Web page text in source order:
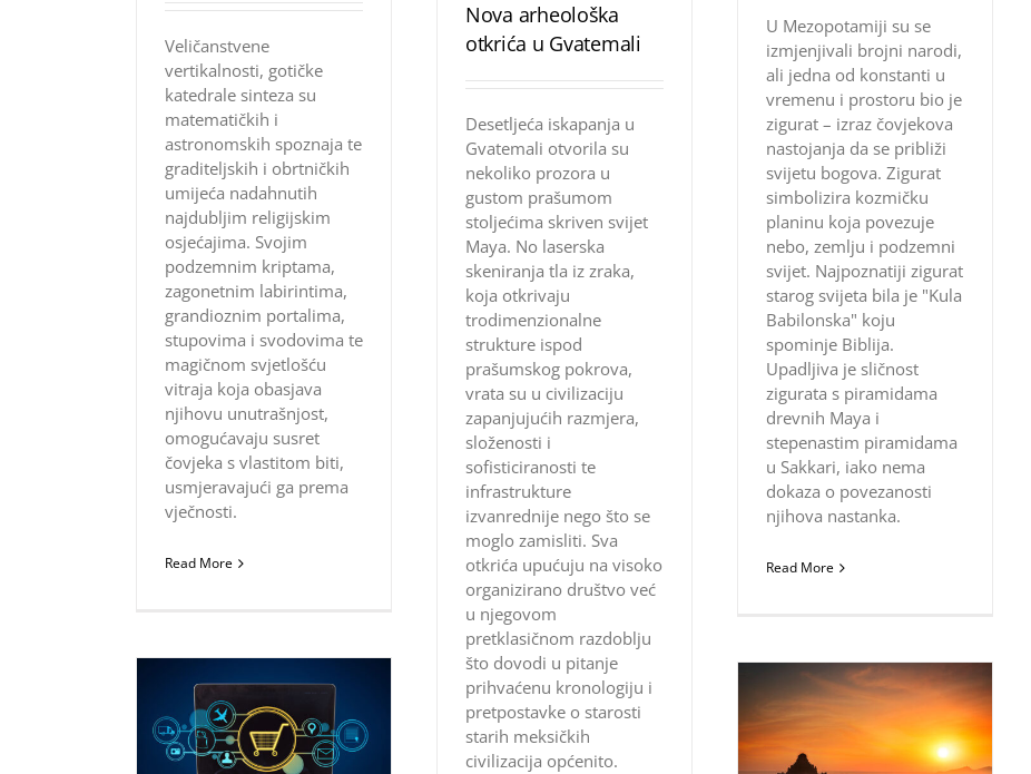
U Mezopotamiji su se
izmjenjivali brojni narodi,
ali jedna od konstanti u
vremenu i prostoru bio je
zigurat – izraz čovjekova
nastojanja da se približi
svijetu bogova. Zigurat
simbolizira kozmičku
planinu koja povezuje
nebo, zemlju i podzemni
svijet. Najpoznatiji zigurat
starog svijeta bila je "Kula
Babilonska" koju
spominje Biblija.
Upadljiva je sličnost
zigurata s piramidama
drevnih Maya i
stepenastim piramidama
u Sakkari, iako nema
dokaza o povezanosti
njihova nastanka.
Read More
Veličanstvene
vertikalnosti, gotičke
katedrale sinteza su
matematičkih i
astronomskih spoznaja te
graditeljskih i obrtničkih
umijeća nadahnutih
najdubljim religijskim
osjećajima. Svojim
podzemnim kriptama,
zagonetnim labirintima,
grandioznim portalima,
stupovima i svodovima te
magičnom svjetlošću
vitraja koja obasjava
njihovu unutrašnjost,
omogućavaju susret
čovjeka s vlastitom biti,
usmjeravajući ga prema
vječnosti.
Read More
Nova arheološka
otkrića u Gvatemali
Desetljeća iskapanja u
Gvatemali otvorila su
nekoliko prozora u
gustom prašumom
stoljećima skriven svijet
Maya. No laserska
skeniranja tla iz zraka,
koja otkrivaju
trodimenzionalne
strukture ispod
prašumskog pokrova,
vrata su u civilizaciju
zapanjujućih razmjera,
složenosti i
sofisticiranosti te
infrastrukture
izvanrednije nego što se
moglo zamisliti. Sva
otkrića upućuju na visoko
organizirano društvo već
u njegovom
pretklasičnom razdoblju
što dovodi u pitanje
prihvaćenu kronologiju i
pretpostavke o starosti
starih meksičkih
civilizacija općenito.